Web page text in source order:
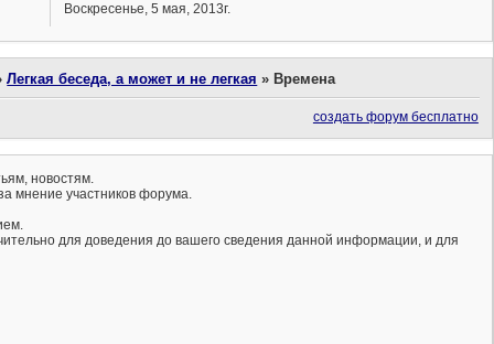
Воскресенье, 5 мая, 2013г.
Легкая беседа, а может и не легкая » Времена
создать форум бесплатно
новостям.
мнение участников форума.
для доведения до вашего сведения данной информации, и для